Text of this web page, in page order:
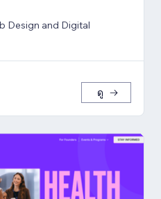
Design and Digital
ดู